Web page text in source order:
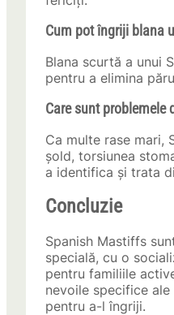
Cum pot îngriji blana
Blana scurtă a unui
pentru a elimina
Care sunt
Ca multe rase mari,
șold, torsiunea
a identifica și trata
Concluzie
Spanish Mastiffs
specială, cu o
pentru familiile
nevoile specifice
pentru a-l îngriji.